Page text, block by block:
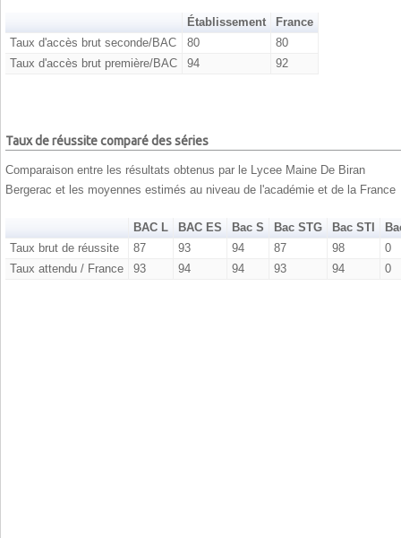
Établissement
France
Taux d'accès brut seconde/BAC
80
80
Taux d'accès brut première/BAC
94 92
Taux de réussite comparé des séries
Comparaison entre les résultats obtenus par le Lycee Maine De Biran
Bergerac et les moyennes estimés au niveau de l'académie et de la France
BAC L BAC ES Bac S Bac STG Bac STI
Taux brut de réussite
87 93 94 87 98
0
Taux attendu / France
93 94 94 93 94 0